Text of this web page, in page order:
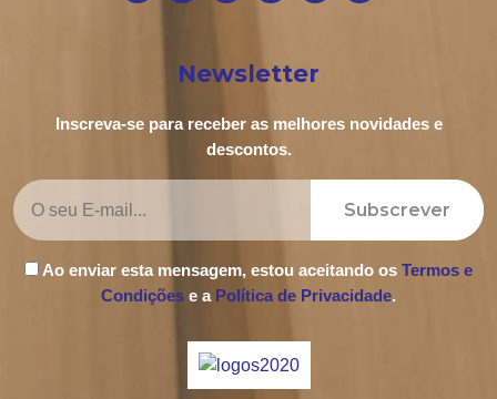
Newsletter
Inscreva-se para receber as melhores novidades e
descontos.
Subscrever
Ao enviar esta mensagem, estou aceitando os Termos e
Condições e a Política de Privacidade.